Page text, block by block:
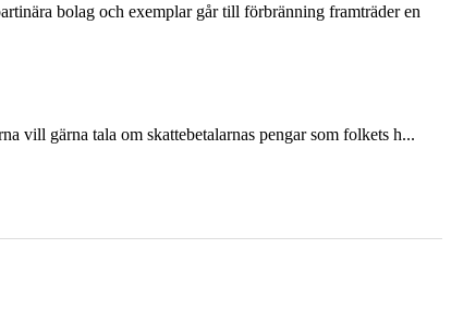
bolag och exemplar går till förbränning framträder en
vill gärna tala om skattebetalarnas pengar som folkets h...